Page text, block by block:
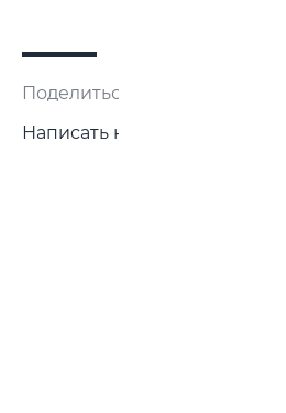
Поделиться:
Написать нам